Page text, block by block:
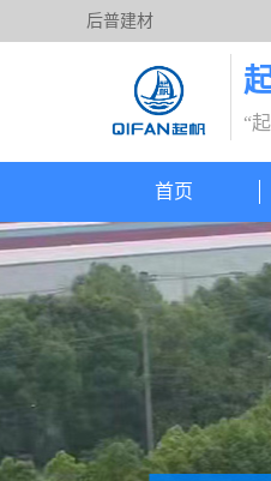
后普建材
“
首页